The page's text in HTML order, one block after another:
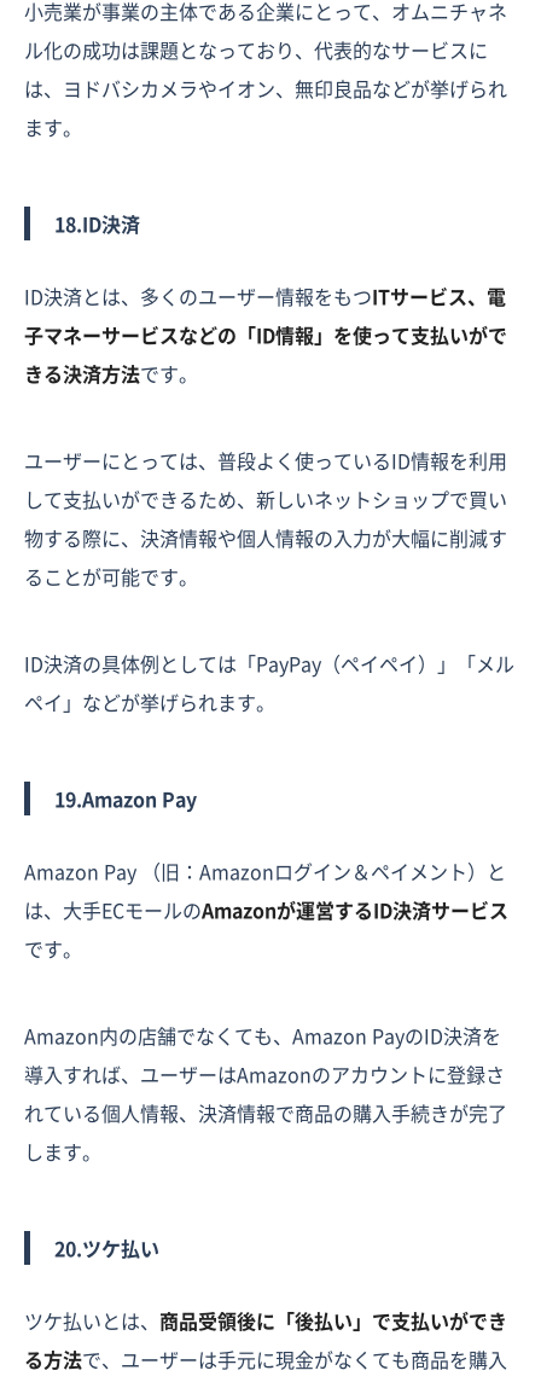
小売業が事業の主体である企業にとって、オムニチャネ
ル化の成功は課題となっており、代表的なサービスに
は、ヨドバシカメラやイオン、無印良品などが挙げられ
ます。
18.ID決済
ID決済とは、多くのユーザー情報をもつITサービス、電
子マネーサービスなどの「ID情報」を使って支払いがで
きる決済方法です。
ユーザーにとっては、普段よく使っているID情報を利用
して支払いができるため、新しいネットショップで買い
物する際に、決済情報や個人情報の入力が大幅に削減す
ることが可能です。
ID決済の具体例としては「PayPay（ペイペイ）」「メル
ペイ」などが挙げられます。
19.Amazon Pay
Amazon Pay （旧：Amazonログイン＆ペイメント）と
は、大手ECモールのAmazonが運営するID決済サービス
です。
Amazon内の店舗でなくても、Amazon PayのID決済を
導入すれば、ユーザーはAmazonのアカウントに登録さ
れている個人情報、決済情報で商品の購入手続きが完了
します。
20.ツケ払い
ツケ払いとは、 商品受領後に「後払い」で支払いができ
る方法で、ユーザーは手元に現金がなくても商品を購入